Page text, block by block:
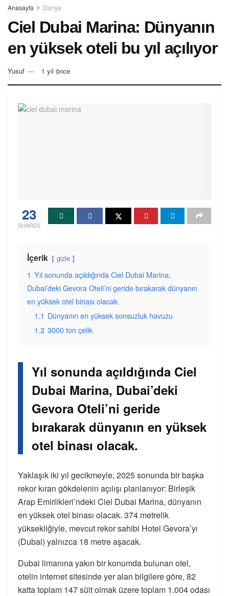
Anasayfa Dünya
Ciel Dubai Marina: Dünyanın
en yüksek oteli bu yıl açılıyor
Yusuf 1 yıl önce
23
SHARES
İçerik gizle
1 Yıl sonunda açıldığında Ciel Dubai Marina,
Dubai’deki Gevora Oteli’ni geride bırakarak dünyanın
en yüksek otel binası olacak.
1.1 Dünyanın en yüksek sonsuzluk havuzu
1.2 3000 ton çelik
Yıl sonunda açıldığında Ciel
Dubai Marina, Dubai’deki
Gevora Oteli’ni geride
bırakarak dünyanın en yüksek
otel binası olacak.
Yaklaşık iki yıl gecikmeyle, 2025 sonunda bir başka
rekor kıran gökdelenin açılışı planlanıyor: Birleşik
Arap Emirlikleri’ndeki Ciel Dubai Marina, dünyanın
en yüksek otel binası olacak. 374 metrelik
yüksekliğiyle, mevcut rekor sahibi Hotel Gevora’yı
(Dubai) yalnızca 18 metre aşacak.
Dubai limanına yakın bir konumda bulunan otel,
otelin internet sitesinde yer alan bilgilere göre, 82
katta toplam 147 süit olmak üzere toplam 1.004 odası